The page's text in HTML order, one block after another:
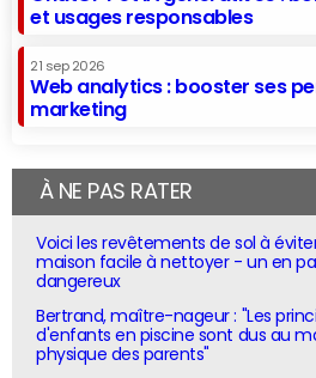
et usages responsables
21 sep 2026
Web analytics : booster ses
marketing
À NE PAS RATER
Voici les revêtements de sol à
maison facile à nettoyer - un en
dangereux
Bertrand, maître-nageur : "Les
d'enfants en piscine sont dus au
physique des parents"